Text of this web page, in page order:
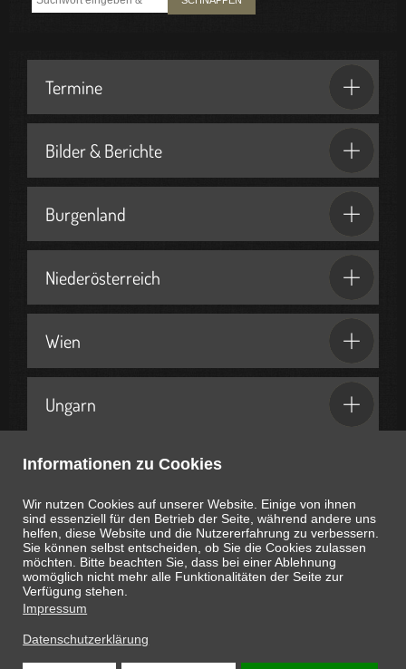
Informationen zu Cookies
Wir nutzen Cookies auf unserer Website. Einige von ihnen
sind essenziell für den Betrieb der Seite, während andere uns
helfen, diese Website und die Nutzererfahrung zu verbessern.
Sie können selbst entscheiden, ob Sie die Cookies zulassen
möchten. Bitte beachten Sie, dass bei einer Ablehnung
womöglich nicht mehr alle Funktionalitäten der Seite zur
Verfügung stehen.
Impressum
Datenschutzerklärung
Termine
Bilder & Berichte
Burgenland
Niederösterreich
Wien
Ungarn
Geschenkideen & Partner
Heute istAugust 10, 2026 05:39:55 Uhr